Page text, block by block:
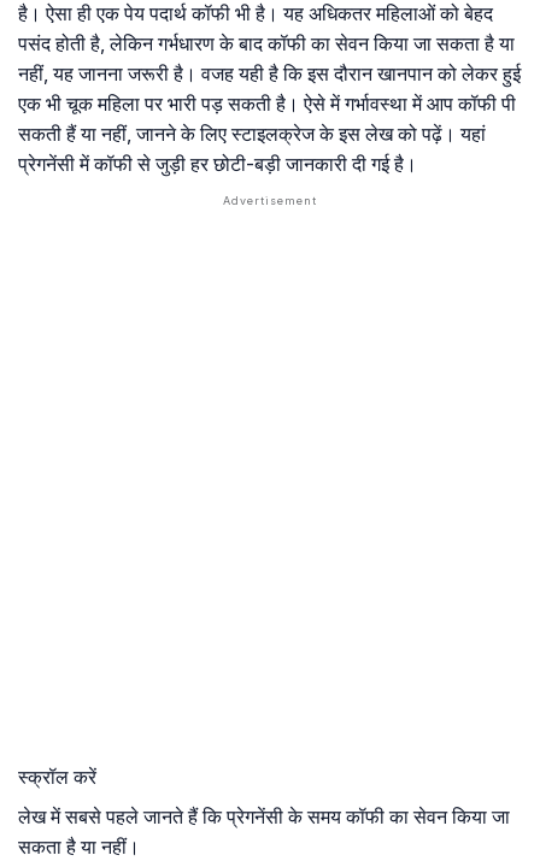
है। ऐसा ही एक पेय पदार्थ कॉफी भी है। यह अधिकतर महिलाओं को बेहद
पसंद होती है, लेकिन गर्भधारण के बाद कॉफी का सेवन किया जा सकता है या
नहीं, यह जानना जरूरी है। वजह यही है कि इस दौरान खानपान को लेकर हुई
एक भी चूक महिला पर भारी पड़ सकती है। ऐसे में गर्भावस्था में आप कॉफी पी
सकती हैं या नहीं, जानने के लिए स्टाइलक्रेज के इस लेख को पढ़ें। यहां
प्रेगनेंसी में कॉफी से जुड़ी हर छोटी-बड़ी जानकारी दी गई है।
स्क्रॉल करें
लेख में सबसे पहले जानते हैं कि प्रेगनेंसी के समय कॉफी का सेवन किया जा
सकता है या नहीं।